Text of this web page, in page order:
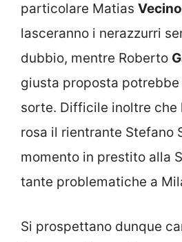
particolare Matias Vecino
lasceranno i nerazzurri
dubbio, mentre Roberto
giusta proposta
sorte. Difficile inoltre che
rosa il rientrante Stefano
momento in prestito alla
tante problematiche a
Si prospettano dunque